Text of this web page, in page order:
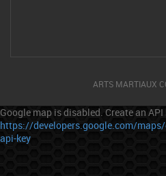
ARTS MARTIAUX
Google map is disabled. Create an
https://developers.google.com/
api-key